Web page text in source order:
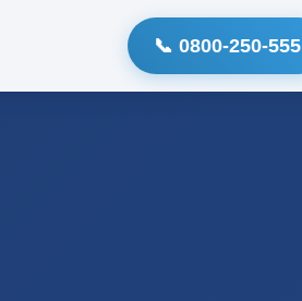
📞 0800-250-555